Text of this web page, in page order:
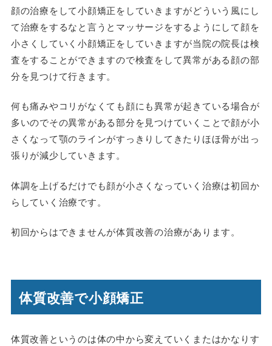
顔の治療をして小顔矯正をしていきますがどういう風にし
て治療をするなと言うとマッサージをするようにして顔を
小さくしていく小顔矯正をしていきますが当院の院長は検
査をすることができますので検査をして異常がある顔の部
分を見つけて行きます。
何も痛みやコリがなくても顔にも異常が起きている場合が
多いのでその異常がある部分を見つけていくことで顔が小
さくなって顎のラインがすっきりしてきたりほほ骨が出っ
張りが減少していきます。
体調を上げるだけでも顔が小さくなっていく治療は初回か
らしていく治療です。
初回からはできませんが体質改善の治療があります。
体質改善で小顔矯正
体質改善というのは体の中から変えていくまたはかなりす